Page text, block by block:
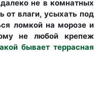
не в комнатных
от влаги, усыхать под
ломкой на морозе и
не любой крепеж
бывает террасная